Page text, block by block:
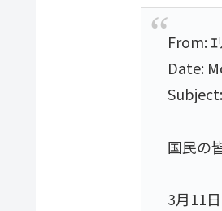
From: ｴ
Date:
国民の
3月11